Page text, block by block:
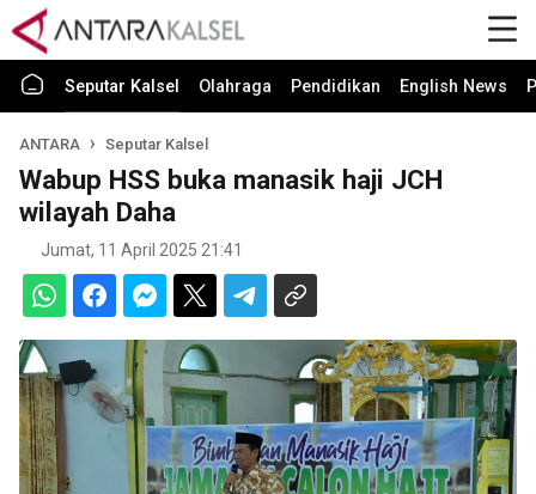
Seputar Kalsel Olahraga Pendidikan English News
ANTARA Seputar Kalsel
Wabup HSS buka manasik haji JCH
wilayah Daha
Jumat, 11 April 2025 21:41